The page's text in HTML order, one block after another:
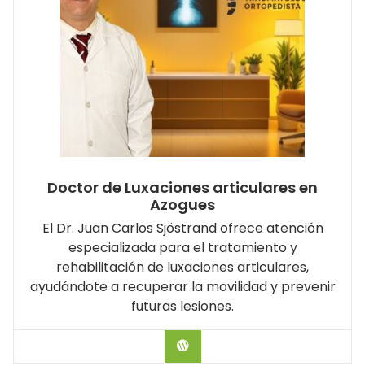
Doctor de Luxaciones articulares en
Azogues
El Dr. Juan Carlos Sjöstrand ofrece atención
especializada para el tratamiento y
rehabilitación de luxaciones articulares,
ayudándote a recuperar la movilidad y prevenir
futuras lesiones.
Hablar con el Doctor